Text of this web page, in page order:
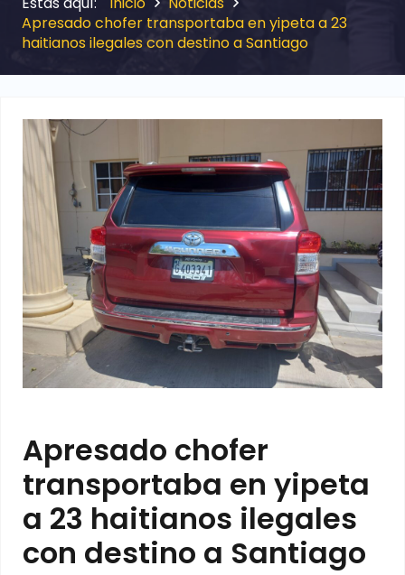
Apresado chofer transportaba en yipeta a 23
haitianos ilegales con destino a Santiago
Apresado chofer
transportaba en yipeta
a 23 haitianos ilegales
con destino a Santiago